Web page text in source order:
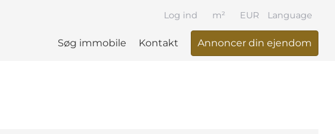
Language
Søg immobile Kontakt Annoncer din ejendom
Log ind EUR
m²